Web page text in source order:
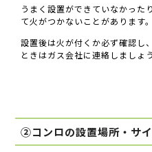
うまく設置ができていなかった
て火がつかないことがあります。
設置後は火が付くか必ず確認し
ときはガス会社に連絡しましょう
②コンロの設置場所・サイ